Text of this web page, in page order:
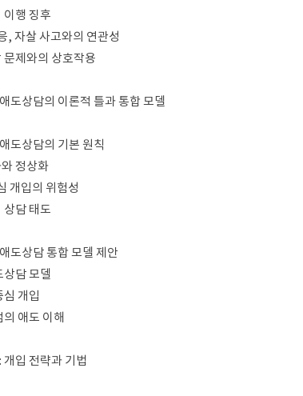
이행 징후
, 자살 사고와의 연관성
문제와의 상호작용
도상담의 이론적 틀과 통합 모델
도상담의 기본 원칙
정상화
개입의 위험성
상담 태도
도상담 통합 모델 제안
상담 모델
심 개입
애도 이해
입 전략과 기법